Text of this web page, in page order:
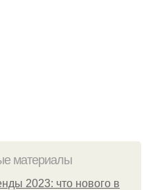
материалы
2023: что нового в